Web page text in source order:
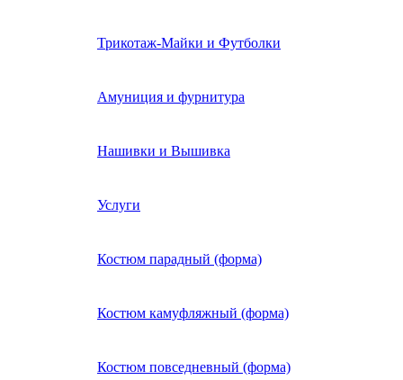
Трикотаж-Майки и Футболки
Амуниция и фурнитура
Нашивки и Вышивка
Услуги
Костюм парадный (форма)
Костюм камуфляжный (форма)
Костюм повседневный (форма)